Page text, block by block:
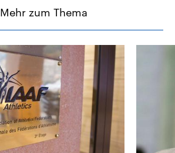
Mehr zum Thema